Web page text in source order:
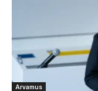
Arvamus